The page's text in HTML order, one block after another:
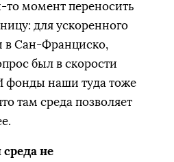
момент переносить
для ускоренного
в Сан-Франциско,
был в скорости
фонды наши туда тоже
там среда позволяет
среда не